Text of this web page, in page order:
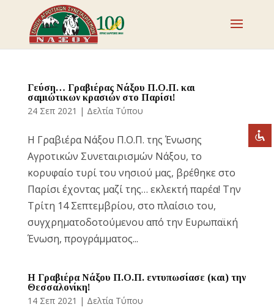
title Επισημάνετε επικεφαλίδες
zoom_out Σμίκρυνση
remove_circle_outline Μείωση γραμματοσειράς
add_circle_outline Αύξηση γραμματοσειράς
spellcheck Ευανάγνωστη γραμματοσειρά
brightness_high Έντονη αντίθεση
brightness_low Σκοτεινή αντίθεση
Υπογράμμισε συνδέσμους
Γεύση… Γραβιέρας Νάξου Π.Ο.Π. και
σαμιώτικων κρασιών στο Παρίσι!
24 Σεπ 2021 | Δελτία Τύπου
Η Γραβιέρα Νάξου Π.Ο.Π. της Ένωσης
Αγροτικών Συνεταιρισμών Νάξου, το
κορυφαίο τυρί του νησιού μας, βρέθηκε στο
Παρίσι έχοντας μαζί της… εκλεκτή παρέα! Την
Τρίτη 14 Σεπτεμβρίου, στο πλαίσιο του,
συγχρηματοδοτούμενου από την Ευρωπαϊκή
Ένωση, προγράμματος...
H Γραβιέρα Νάξου Π.Ο.Π. εντυπωσίασε (και) την
Θεσσαλονίκη!
14 Σεπ 2021 | Δελτία Τύπου